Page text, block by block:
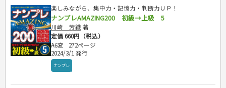
FP
衛生管理・運行管理
建築・土木
電気・危険物
調理師
スキル・キャリアアップ
危険物取扱者
消防設備士
楽しみながら、集中力・記憶力・判断力ＵＰ！
ナンプレAMAZING200 初級→上級 5
川崎 芳織 著
定価 660円（税込）
A6変
272ページ
2024/3/1 発行
ナンプレ